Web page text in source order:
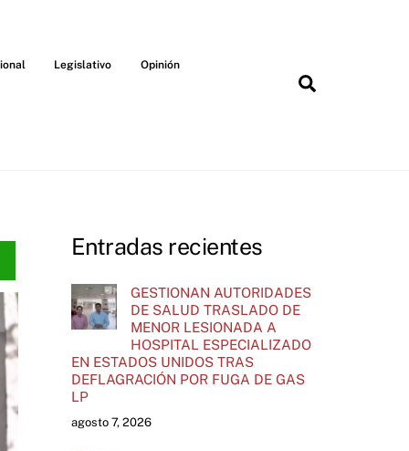
Legislativo Opinión
Entradas recientes
GESTIONAN AUTORIDADES
DE SALUD TRASLADO DE
MENOR LESIONADA A
HOSPITAL ESPECIALIZADO
EN ESTADOS UNIDOS TRAS
DEFLAGRACIÓN POR FUGA DE GAS
LP
agosto 7, 2026